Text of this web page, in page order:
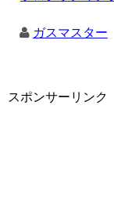
ガスマスター
スポンサーリンク